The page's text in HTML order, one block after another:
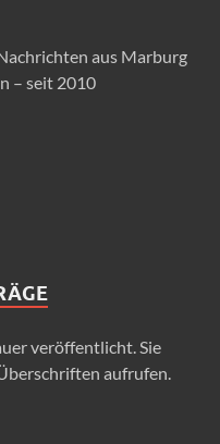
aus Marburg
– seit 2010
veröffentlicht. Sie
aufrufen.